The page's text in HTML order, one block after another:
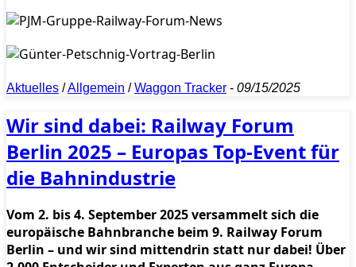
Aktuelles /Allgemein /Waggon Tracker - 09/15/2025
Wir sind dabei: Railway Forum
Berlin 2025 – Europas Top-Event für
die Bahnindustrie
Vom 2. bis 4. September 2025 versammelt sich die
europäische Bahnbranche beim 9. Railway Forum
Berlin – und wir sind mittendrin statt nur dabei! Über